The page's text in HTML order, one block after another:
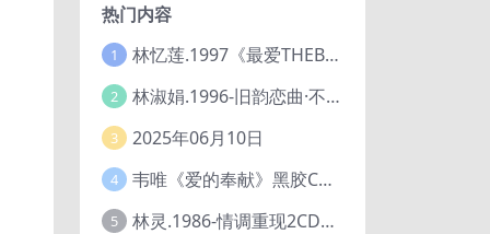
热门内容
1 林忆莲.1997《最爱THEBESTOFSANDYLIVE》2CD【滚石】
2 林淑娟.1996-旧韵恋曲·不了情【华丽】【WAV+CUE】
3 2025年06月10日
4 韦唯《爱的奉献》黑胶CD[WAV+CUE]
5 林灵.1986-情调重现2CD（喜玛拉雅飞跃复刻版）【海丽】